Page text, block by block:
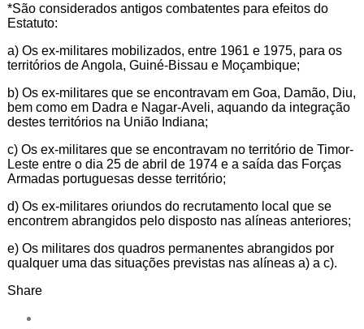
*São considerados antigos combatentes para efeitos do
Estatuto:
a) Os ex-militares mobilizados, entre 1961 e 1975, para os
territórios de Angola, Guiné-Bissau e Moçambique;
b) Os ex-militares que se encontravam em Goa, Damão, Diu,
bem como em Dadra e Nagar-Aveli, aquando da integração
destes territórios na União Indiana;
c) Os ex-militares que se encontravam no território de Timor-
Leste entre o dia 25 de abril de 1974 e a saída das Forças
Armadas portuguesas desse território;
d) Os ex-militares oriundos do recrutamento local que se
encontrem abrangidos pelo disposto nas alíneas anteriores;
e) Os militares dos quadros permanentes abrangidos por
qualquer uma das situações previstas nas alíneas a) a c).
Share